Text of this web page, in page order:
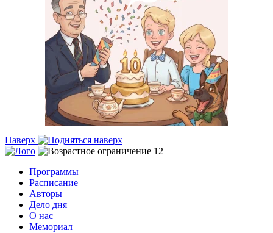
Наверх
Программы
Расписание
Авторы
Дело дня
О нас
Мемориал